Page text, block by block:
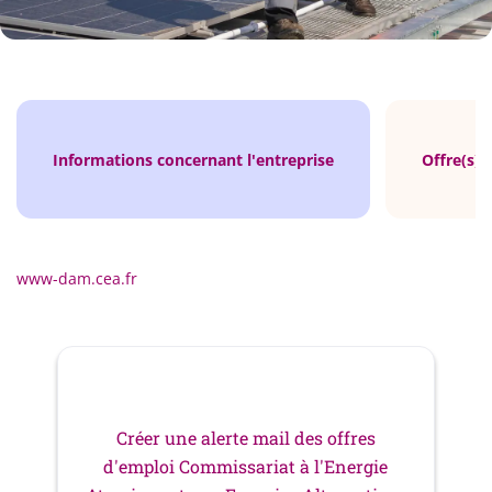
Informations concernant l'entreprise Offre(s)
www-dam.cea.fr
Créer une alerte mail des offres
d'emploi Commissariat à l'Energie